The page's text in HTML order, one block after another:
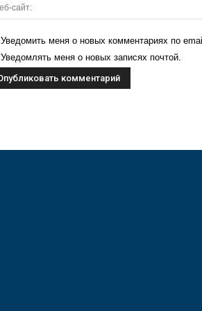
Уведомить меня о новых комментариях по
Уведомлять меня о новых записях почтой.